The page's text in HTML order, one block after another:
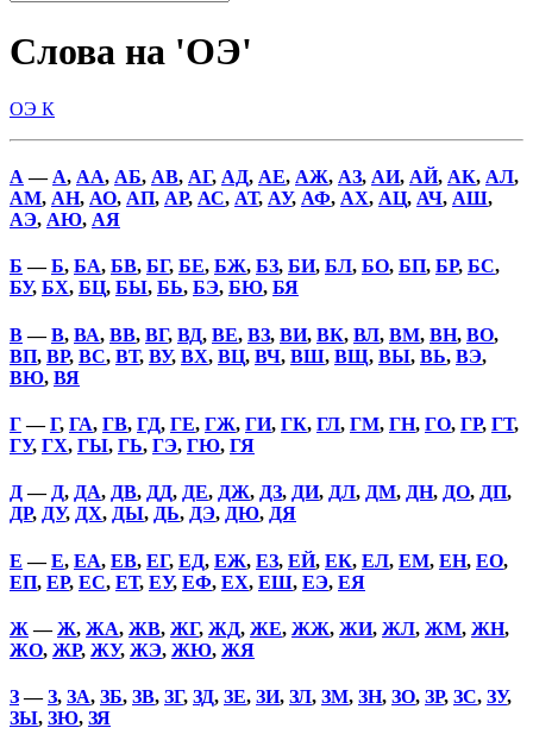
Слова на 'ОЭ'
ОЭ К
А — А, АА, АБ, АВ, АГ, АД, АЕ, АЖ, АЗ, АИ, АЙ, АК, АЛ,
АМ, АН, АО, АП, АР, АС, АТ, АУ, АФ, АХ, АЦ, АЧ, АШ,
АЭ, АЮ, АЯ
Б —Б, БА, БВ, БГ, БЕ, БЖ, БЗ, БИ, БЛ, БО, БП, БР, БС,
БУ, БХ, БЦ, БЫ, БЬ, БЭ, БЮ, БЯ
В—В, ВА, ВВ, ВГ, ВД, ВЕ, ВЗ, ВИ, ВК, ВЛ, ВМ, ВН, ВО,
ВП, ВР, ВС, ВТ, ВУ, ВХ, ВЦ, ВЧ, ВШ, ВЩ, ВЫ, ВЬ, ВЭ,
ВЮ, ВЯ
Г—Г, ГА, ГВ, ГД, ГЕ, ГЖ, ГИ, ГК, ГЛ, ГМ, ГН, ГО, ГР, ГТ,
ГУ, ГХ, ГЫ, ГЬ, ГЭ, ГЮ, ГЯ
Д— Д, ДА, ДВ, ДД, ДЕ, ДЖ, ДЗ, ДИ, ДЛ, ДМ, ДН, ДО, ДП,
ДР, ДУ, ДХ, ДЫ, ДЬ, ДЭ, ДЮ, ДЯ
Е —Е, ЕА, ЕВ, ЕГ, ЕД, ЕЖ, ЕЗ, ЕЙ, ЕК, ЕЛ, ЕМ, ЕН, ЕО,
ЕП, ЕР, ЕС, ЕТ, ЕУ, ЕФ, ЕХ, ЕШ, ЕЭ, ЕЯ
Ж —Ж, ЖА, ЖВ, ЖГ, ЖД, ЖЕ, ЖЖ, ЖИ, ЖЛ, ЖМ, ЖН,
ЖО, ЖР, ЖУ, ЖЭ, ЖЮ, ЖЯ
З—З, ЗА, ЗБ, ЗВ, ЗГ, ЗД, ЗЕ, ЗИ, ЗЛ, ЗМ, ЗН, ЗО, ЗР, ЗС, ЗУ,
ЗЫ, ЗЮ, ЗЯ